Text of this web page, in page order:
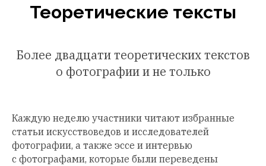
Теоретические тексты
Более двадцати теоретических текстов
о фотографии и не только
Каждую неделю участники читают избранные
статьи искусствоведов и исследователей
фотографии, а также эссе и интервью
с фотографами, которые были переведены